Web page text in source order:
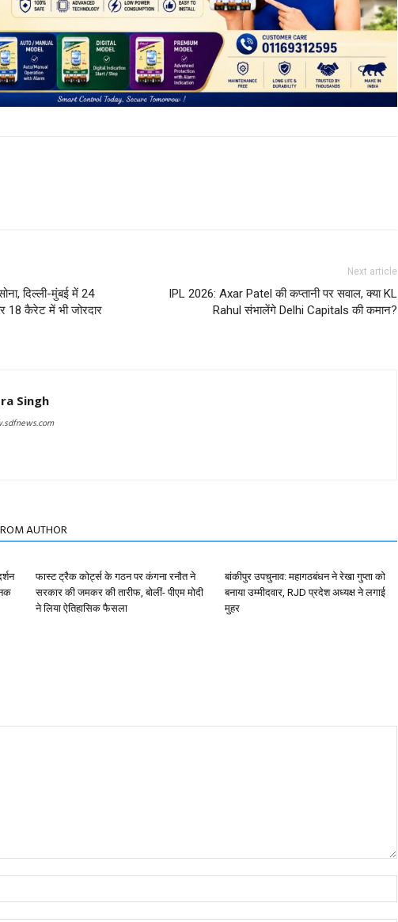
दिल्ली-मुंबई में 24
18 कैरेट में भी जोरदार
Next article
IPL 2026: Axar Patel की कप्तानी पर सवाल, क्या KL
Rahul संभालेंगे Delhi Capitals की कमान?
Singh
AUTHOR
फास्ट ट्रैक कोर्ट्स के गठन पर कंगना रनौत ने
सरकार की जमकर की तारीफ, बोलीं- पीएम मोदी
ने लिया ऐतिहासिक फैसला
बांकीपुर उपचुनाव: महागठबंधन ने रेखा गुप्ता को
बनाया उम्मीदवार, RJD प्रदेश अध्यक्ष ने लगाई
मुहर